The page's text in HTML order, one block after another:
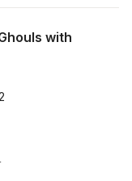
with